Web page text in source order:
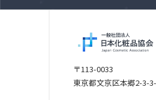
〒113-0033
東京都文京区本郷2-3-